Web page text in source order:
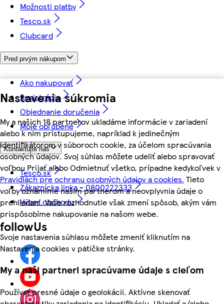
Nastavenia súkromia
My a našich 18 partnerov ukladáme informácie v zariadení
alebo k nim pristupujeme, napríklad k jedinečným
identifikátorom v súboroch cookie, za účelom spracúvania
osobných údajov. Svoj súhlas môžete udeliť alebo spravovať
voľbou Prijať alebo Odmietnuť všetko, prípadne kedykoľvek v
Pravidlách pre ochranu osobných údajov a cookies. Tieto
voľby oznámime našim partnerom a neovplyvnia údaje o
prehliadaní. Vaše rozhodnutie však zmení spôsob, akým vám
prispôsobíme nakupovanie na našom webe.
Svoje nastavenia súhlasu môžete zmeniť kliknutím na
Nastavenia cookies v pätičke stránky.
My a naši partneri spracúvame údaje s cieľom
Používať presné údaje o geolokácii. Aktívne skenovať
Možnosti platby
Tesco.sk
Clubcard
Pred prvým nákupom
Ako nakupovať
Registrácia
Objednanie doručenia
Moje obľúbené
Kontaktujte nás
Tesco.sk
Zákaznícka linka - 0800222333
Výber obchodu
followUs